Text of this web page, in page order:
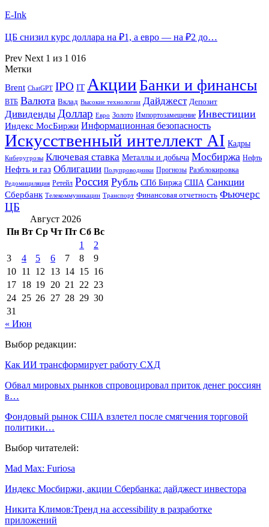
E-Ink
ЦБ снизил курс доллара на ₽1, а евро — на ₽2 до…
Prev Next 1 из 1 016
Метки
Brent ChatGPT IPO IT АкцииБанки и финансы
ВТБ Валюта Вклад Высокие технологии Дайджест Депозит
Дивиденды Доллар Евро Золото Импортозамещение Инвестиции
Индекс МосБиржи Информационная безопасность
Искусственный интеллект AI Кадры
Киберугрозы Ключевая ставка Металлы и добыча Мосбиржа Нефть
Нефть и газ Облигации Полупроводники Прогнозы Разблокировка
Редомициляция Ретейл Россия Рубль СПб Биржа США Санкции
Сбербанк Телекоммуникации Транспорт Финансовая отчетность Фьючерс
ЦБ
Август 2026
Пн Вт Ср Чт Пт Сб Вс
1
2
3
4 5 6 7 8
9
10 11 12 13 14 15 16
17 18 19 20 21 22 23
24 25 26 27 28 29 30
31
« Июн
Выбор редакции:
Как ИИ трансформирует работу СХД
Обвал мировых рынков спровоцировал приток денег россиян
в…
Фондовый рынок США взлетел после смягчения торговой
политики…
Выбор читателей:
Mad Max: Furiosa
Индекс Мосбиржи, акции Сбербанка: дайджест инвестора
Никита Климов:Тренд на accessibility в разработке
приложений